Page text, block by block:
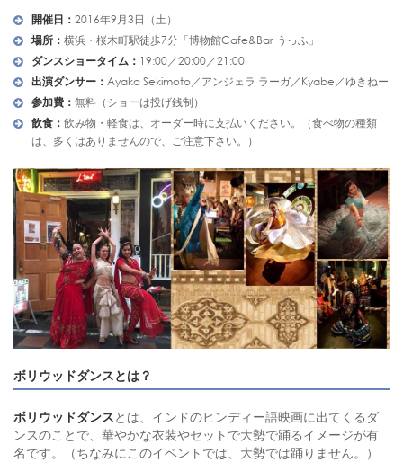
開催日： 2016年9月3日（土）
場所： 横浜・桜木町駅徒歩7分「博物館Cafe&Bar うっふ」
ダンスショータイム： 19:00／20:00／21:00
出演ダンサー： Ayako Sekimoto／アンジェラ ラーガ／Kyabe／ゆきねー
参加費： 無料（ショーは投げ銭制）
飲食： 飲み物・軽食は、オーダー時に支払いください。（食べ物の種類
は、多くはありませんので、ご注意下さい。）
ボリウッドダンスとは？
ボリウッドダンスとは、インドのヒンディー語映画に出てくるダ
ンスのことで、華やかな衣装やセットで大勢で踊るイメージが有
名です。（ちなみにこのイベントでは、大勢では踊りません。）